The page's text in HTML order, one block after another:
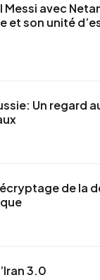
Messi avec
et son unité
Un regard
de la
3.0